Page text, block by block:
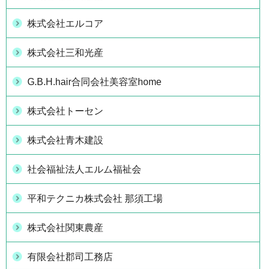
株式会社エルコア
株式会社三和光産
G.B.H.hair合同会社美容室home
株式会社トーセン
株式会社青木建設
社会福祉法人エルム福祉会
平和テクニカ株式会社 那須工場
株式会社関東農産
有限会社郡司工務店